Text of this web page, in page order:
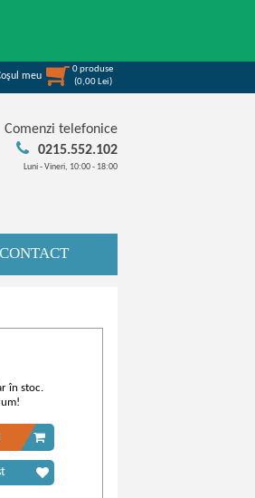
meu
0produse
(0,00 Lei)
Comenzi telefonice
0215.552.102
Luni - Vineri, 10:00 - 18:00
CONTACT
în stoc.